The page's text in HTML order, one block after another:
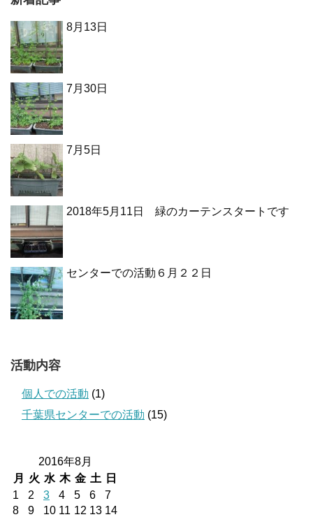
8月13日
7月30日
7月5日
2018年5月11日 緑のカーテンスタートです
センターでの活動６月２２日
活動内容
個人での活動 (1)
千葉県センターでの活動 (15)
2016年8月
月
火 水 木 金 土
日
1
2 3 4 5 6
7
8
9 10 11 12 13 14